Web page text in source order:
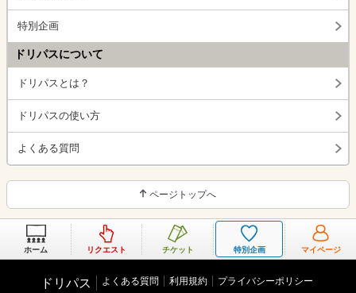
特別企画
ドリパスについて
ドリパスとは？
ドリパスの使い方
よくある質問
ページトップへ
ホーム リクエスト チケット 特別企画 マイページ
ドリパス よくある質問 利用規約 プライバシーポリシー